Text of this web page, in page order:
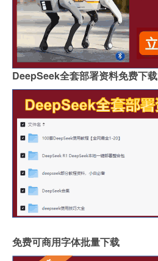
DeepSeek全套部署资料免费下载
免费可商用字体批量下载